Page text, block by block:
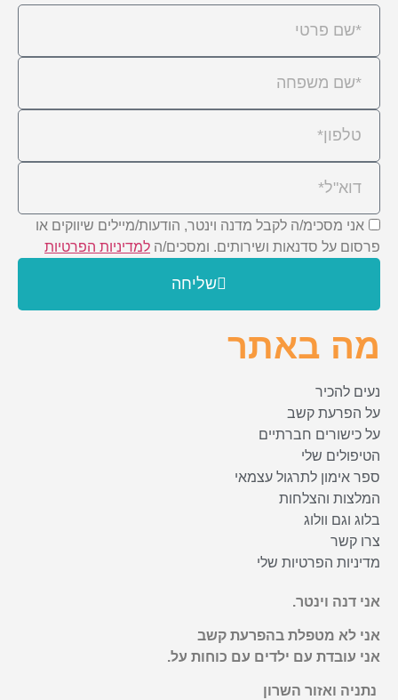
אני מסכימ/ה לקבל מדנה וינטר, הודעות/מיילים שיווקים או
פרסום על סדנאות ושירותים. ומסכים/ה למדיניות הפרטיות
שליחה
מה באתר
נעים להכיר
על הפרעת קשב
על כישורים חברתיים
הטיפולים שלי
ספר אימון לתרגול עצמאי
המלצות והצלחות
בלוג וגם וולוג
צרו קשר
מדיניות הפרטיות שלי
אני דנה וינטר.
אני לא מטפלת בהפרעת קשב
אני עובדת עם ילדים עם כוחות על.
נתניה ואזור השרון